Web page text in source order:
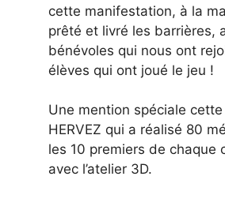
cette manifestation, à la
prêté et livré les barrières,
bénévoles qui nous ont
élèves qui ont joué le jeu !
Une mention spéciale
HERVEZ qui a réalisé 80
les 10 premiers de chaque
avec l’atelier 3D.